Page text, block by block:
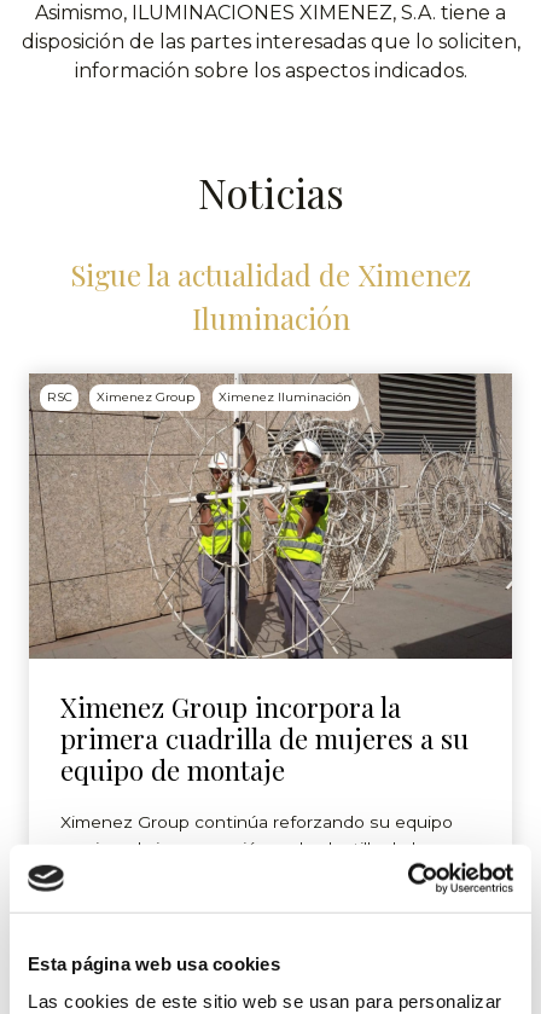
Esta página web usa cookies
Las cookies de este sitio web se usan para personalizar
Asimismo, ILUMINACIONES XIMENEZ, S.A. tiene a
disposición de las partes interesadas que lo soliciten,
información sobre los aspectos indicados.
Noticias
Sigue la actualidad de Ximenez
Iluminación
RSC Ximenez Group Ximenez Iluminación
Ximenez Group incorpora la
primera cuadrilla de mujeres a su
equipo de montaje
Ximenez Group continúa reforzando su equipo
gracias a la incorporación en la plantilla de la
compañía de las dos primeras mujeres
Ximenez Group cuenta ya con su primera cuadrilla
Navidad. “La baja […]